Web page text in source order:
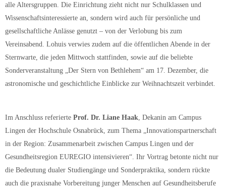
alle Altersgruppen. Die Einrichtung zieht nicht nur Schulklassen und
Wissenschaftsinteressierte an, sondern wird auch für persönliche und
gesellschaftliche Anlässe genutzt – von der Verlobung bis zum
Vereinsabend. Lohuis verwies zudem auf die öffentlichen Abende in der
Sternwarte, die jeden Mittwoch stattfinden, sowie auf die beliebte
Sonderveranstaltung „Der Stern von Bethlehem“ am 17. Dezember, die
astronomische und geschichtliche Einblicke zur Weihnachtszeit verbindet.
Im Anschluss referierte Prof. Dr. Liane Haak , Dekanin am Campus
Lingen der Hochschule Osnabrück, zum Thema „Innovationspartnerschaft
in der Region: Zusammenarbeit zwischen Campus Lingen und der
Gesundheitsregion EUREGIO intensivieren“. Ihr Vortrag betonte nicht nur
die Bedeutung dualer Studiengänge und Sonderpraktika, sondern rückte
auch die praxisnahe Vorbereitung junger Menschen auf Gesundheitsberufe